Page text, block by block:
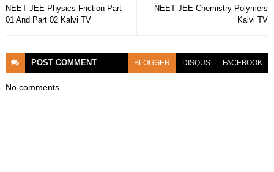
NEET JEE Chemistry Polymers
Kalvi TV
NEET JEE Physics Friction Part
01 And Part 02 Kalvi TV
POST COMMENT BLOGGER DISQUS FACEBOOK
No comments